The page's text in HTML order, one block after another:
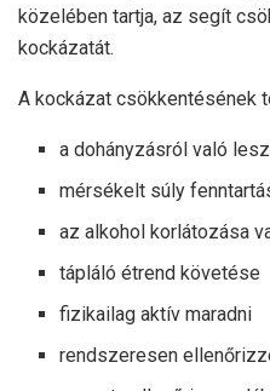
közelében tartja, az segít
kockázatát.
A kockázat csökkentésének
a dohányzásról való
mérsékelt súly
az alkohol korlátozása
tápláló étrend követése
fizikailag aktív maradni
rendszeresen